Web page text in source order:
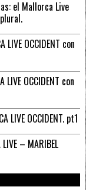
el Mallorca Live
LIVE OCCIDENT con
LIVE OCCIDENT con
LIVE OCCIDENT. pt1
– MARIBEL